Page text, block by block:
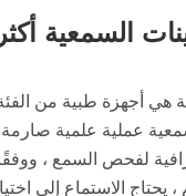
عملية علمية صارمة
لفحص السمع ،
، يحتاج الاستماع إلى